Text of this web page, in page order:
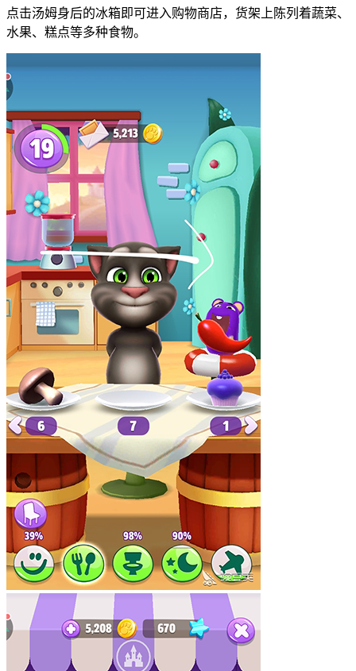
点击汤姆身后的冰箱即可进入购物商店，货架上陈列着蔬菜、
水果、糕点等多种食物。